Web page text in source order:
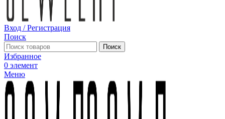
Вход / Регистрация
Поиск
Поиск
Избранное
0 элемент
Меню